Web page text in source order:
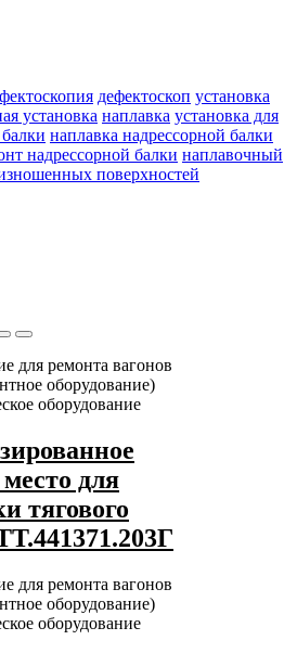
дефектоскоп установка
установка наплавка установка для
наплавка надрессорной балки
надрессорной балки наплавочный
поверхностей
для ремонта вагонов
оборудование)
оборудование
для
тягового
для ремонта вагонов
оборудование)
оборудование